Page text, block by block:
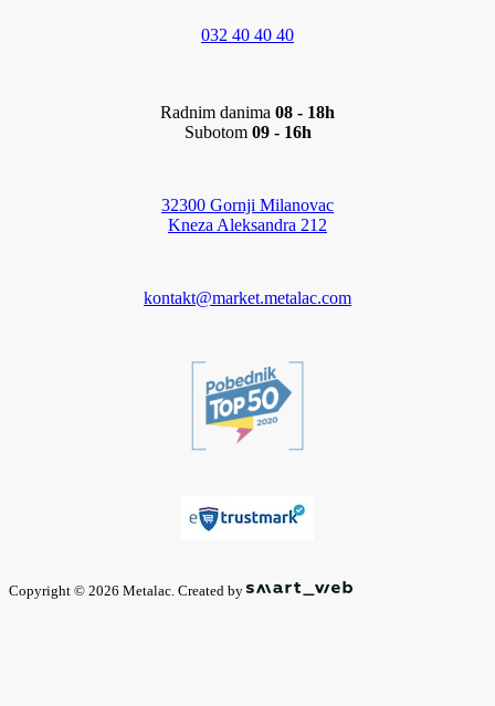
032 40 40 40
Radnim danima 08 - 18h
Subotom 09 - 16h
32300 Gornji Milanovac
Kneza Aleksandra 212
kontakt@market.metalac.com
Copyright © 2026 Metalac. Created by